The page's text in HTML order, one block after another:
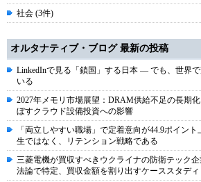
社会 (3件)
オルタナティブ・ブログ 最新の投稿
LinkedInで見る「鎖国」する日本 ― でも、世界
いる
2027年メモリ市場展望：DRAM供給不足の長期
ぼすクラウド設備投資への影響
「両立しやすい職場」で定着意向が44.9ポイン
生ではなく、リテンション戦略である
三菱電機が買収すべきウクライナの防衛テック
法論で特定、買収金額を割り出すケーススタディ